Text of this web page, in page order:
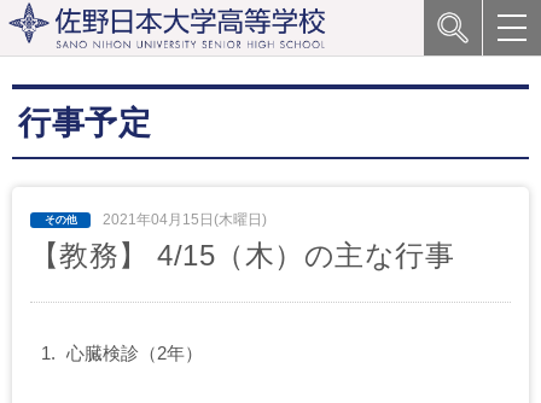
行事予定
2021年04月15日(木曜日)
【教務】 4/15（木）の主な行事
心臓検診（2年）